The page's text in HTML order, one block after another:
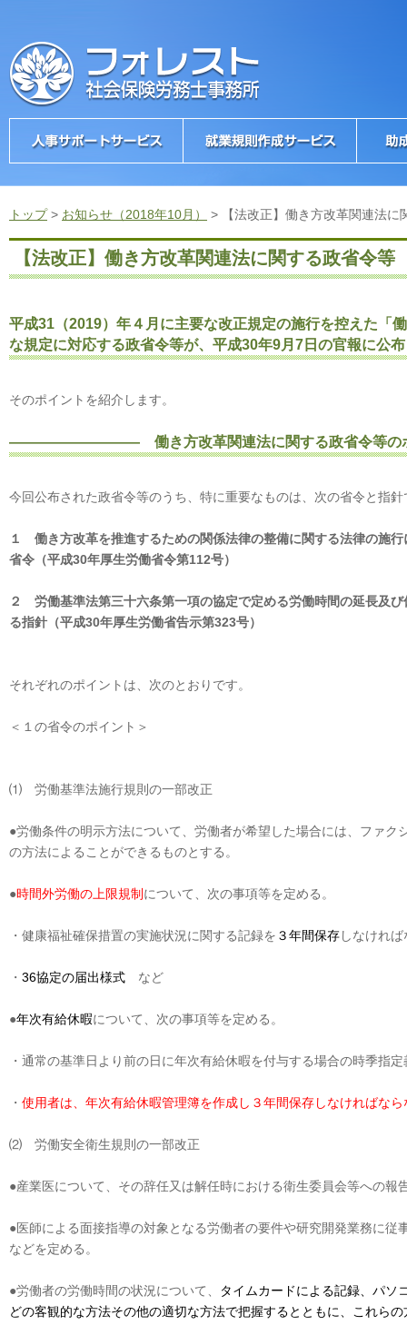
トップ> お知らせ（2018年10月） > 【法改正】働き方改革関連法
【法改正】働き方改革関連法に関する政省令
平成31（2019）年４月に主要な改正規定の施行を控えた「
な規定に対応する政省令等が、平成30年9月7日の官報に公
そのポイントを紹介します。
――――――――― 働き方改革関連法に関する政省令
今回公布された政省令等のうち、特に重要なものは、次の省令と指針
１ 働き方改革を推進するための関係法律の整備に関する法律の施
省令（平成30年厚生労働省令第112号）
２ 労働基準法第三十六条第一項の協定で定める労働時間の延長及
る指針（平成30年厚生労働省告示第323号）
それぞれのポイントは、次のとおりです。
＜１の省令のポイント＞
⑴ 労働基準法施行規則の一部改正
●労働条件の明示方法について、労働者が希望した場合には、ファク
の方法によることができるものとする。
●時間外労働の上限規制 について、次の事項等を定める。
・健康福祉確保措置の実施状況に関する記録を ３年間保存しなけれ
・ 36協定の届出様式 など
●年次有給休暇について、次の事項等を定める。
・通常の基準日より前の日に年次有給休暇を付与する場合の時季指
・ 使用者は、年次有給休暇管理簿を作成し３年間保存しなければなら
⑵ 労働安全衛生規則の一部改正
●産業医について、その辞任又は解任時における衛生委員会等への報
●医師による面接指導の対象となる労働者の要件や研究開発業務に従
などを定める。
●労働者の労働時間の状況について、
タイムカードによる記録、パソ
どの客観的な方法その他の適切な方法で把握するとともに、これら